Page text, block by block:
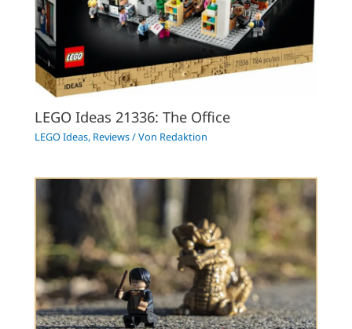
LEGO Ideas 21336: The Office
LEGO Ideas, Reviews/ Von Redaktion